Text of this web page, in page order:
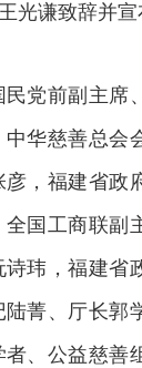
谦致辞并宣
前副主席
华慈善总会
，福建省政
国工商联副
玮，福建省
菁、厅长郭
、公益慈善